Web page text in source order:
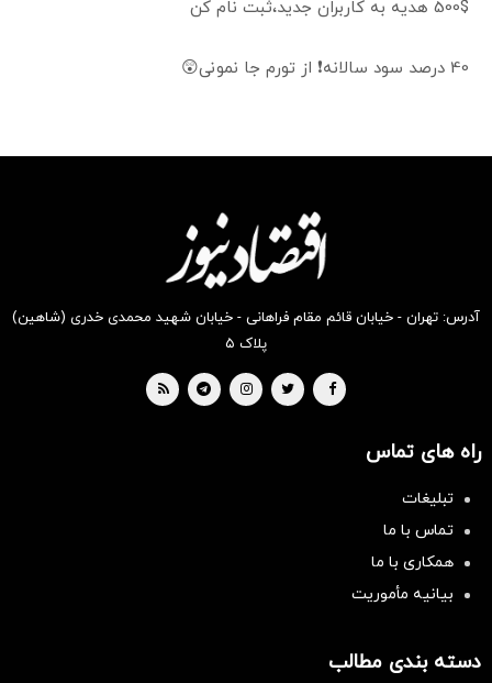
500$ هدیه به کاربران جدید،ثبت نام کن
40 درصد سود سالانه❗ از تورم جا نمونی😲
آدرس: تهران - خیابان قائم مقام فراهانی - خیابان شهید محمدی خدری (شاهین)
پلاک ۵
راه های تماس
تبلیغات
تماس با ما
همکاری با ما
بیانیه مأموریت
دسته بندی مطالب